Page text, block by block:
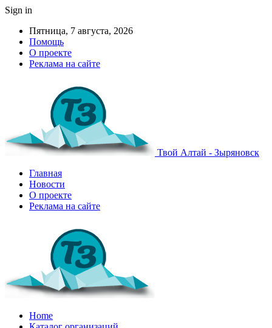
Sign in
Пятница, 7 августа, 2026
Помощь
О проекте
Реклама на сайте
Твой Алтай - Зыряновск
Главная
Новости
О проекте
Реклама на сайте
Home